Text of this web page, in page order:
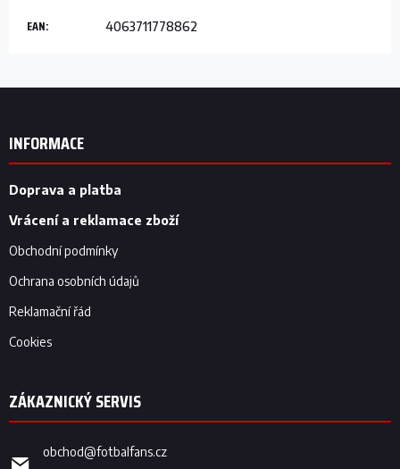
EAN: 4063711778862
Z
INFORMACE
Doprava a platba
Vrácení a reklamace zboží
Obchodní podmínky
Ochrana osobních údajů
Reklamační řád
Cookies
obchod@fotbalfans.cz